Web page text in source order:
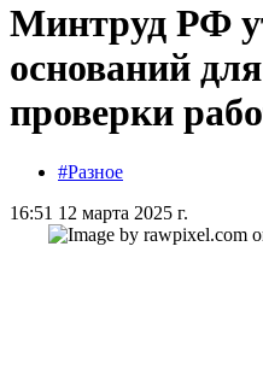
Минтруд РФ
оснований
проверки
#Разное
16:51 12 марта 2025 г.